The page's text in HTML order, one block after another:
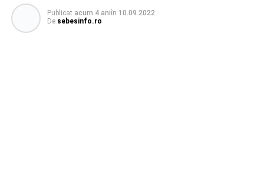
Publicat acum 4 aniîn 10.09.2022
De sebesinfo.ro